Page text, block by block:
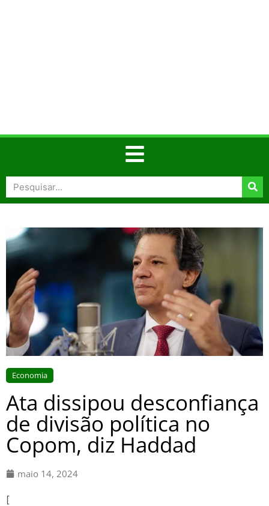
Economia
Ata dissipou desconfiança
de divisão política no
Copom, diz Haddad
maio 14, 2024
[